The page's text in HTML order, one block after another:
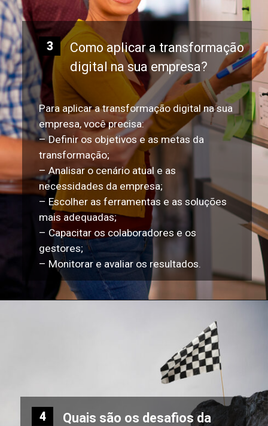
Como aplicar a transformação
digital na sua empresa?
Para aplicar a transformação digital na sua
empresa, você precisa:
– Definir os objetivos e as metas da
transformação;
– Analisar o cenário atual e as
necessidades da empresa;
– Escolher as ferramentas e as soluções
mais adequadas;
– Capacitar os colaboradores e os
gestores;
– Monitorar e avaliar os resultados.
3
Quais são os desafios da
4